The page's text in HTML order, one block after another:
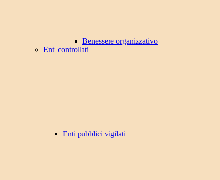
Benessere organizzativo
Enti controllati
Enti pubblici vigilati